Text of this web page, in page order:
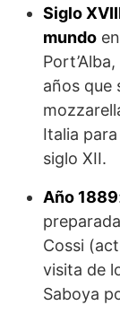
Siglo
mundo
años que
Italia
siglo XII.
Año 1889
Cossi
visita de
Saboya